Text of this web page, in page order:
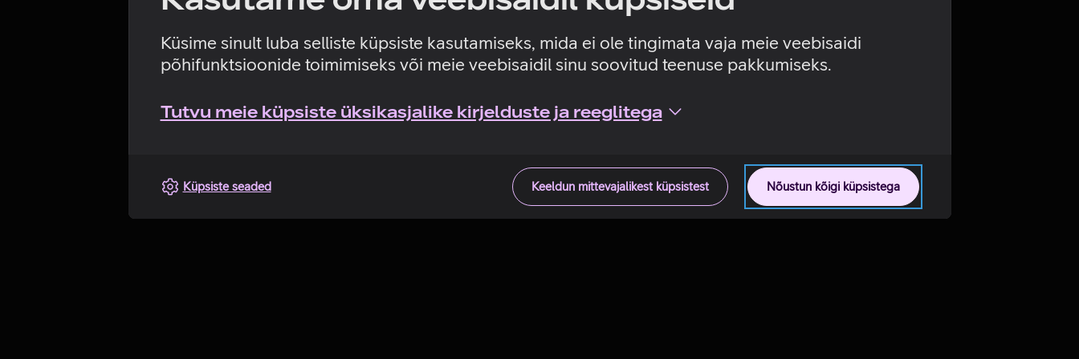
Küsime sinult luba selliste küpsiste kasutamiseks, mida ei ole tingimata vaja meie veebisaidi
põhifunktsioonide toimimiseks või meie veebisaidil sinu soovitud teenuse pakkumiseks.
Tutvu meie küpsiste üksikasjalike kirjelduste ja reeglitega
Nõustun kõigi küpsistega
Keeldun mittevajalikest küpsistest
Küpsiste seaded